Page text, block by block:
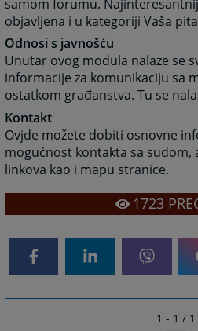
samom forumu.
objavljena i u kategoriji Vaša
Odnosi s javnošću
Unutar ovog modula nalaze se
informacije za komunikaciju sa
ostatkom građanstva. Tu se
Kontakt
Ovjde možete dobiti osnovne
mogućnost kontakta sa sudom,
linkova kao i mapu stranice.
1723
1 - 1 / 1